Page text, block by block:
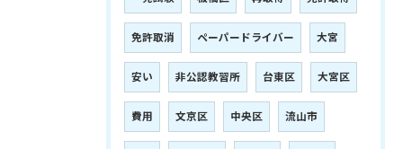
免許取消 ペーパードライバー 大宮
安い 非公認教習所 台東区 大宮区
費用 文京区 中央区 流山市